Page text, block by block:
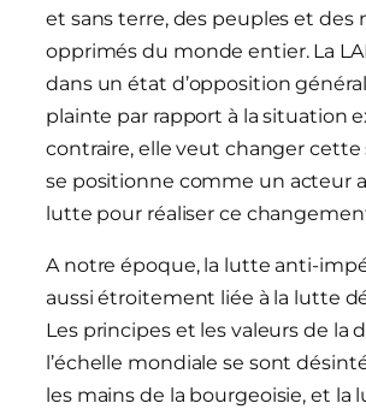
et sans terre, des peuples et des
opprimés du monde entier. La
dans un état d’opposition
plainte par rapport à la situation
contraire, elle veut changer
se positionne comme un acteur
lutte pour réaliser ce
A notre époque, la lutte anti-
aussi étroitement liée à la lutte
Les principes et les valeurs de la
l’échelle mondiale se sont
les mains de la bourgeoisie, et la